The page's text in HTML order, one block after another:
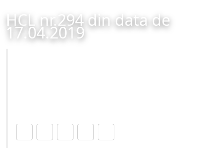
HCL nr.294 din data de
17.04.2019